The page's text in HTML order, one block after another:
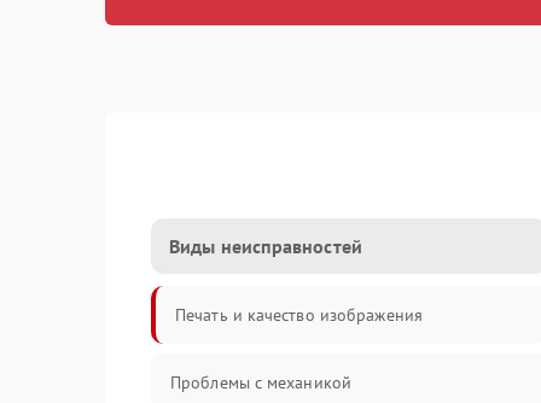
Виды неисправностей
Печать и качество изображения
Проблемы с механикой